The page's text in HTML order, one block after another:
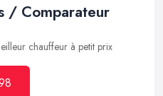
/ Comparateur
chauffeur à petit prix